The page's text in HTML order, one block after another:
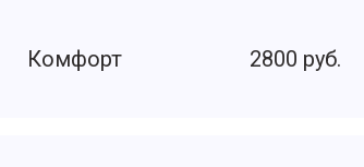
Комфорт 2800 руб.